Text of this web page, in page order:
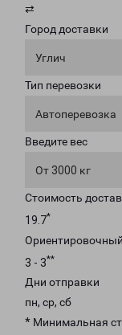
⇄
Город доставки
Углич
Тип перевозки
Автоперевозка
Введите вес
От 3000 кг
Стоимость
19.7*
3 - 3**
Дни отправки
пн, ср, сб
* Минимальная